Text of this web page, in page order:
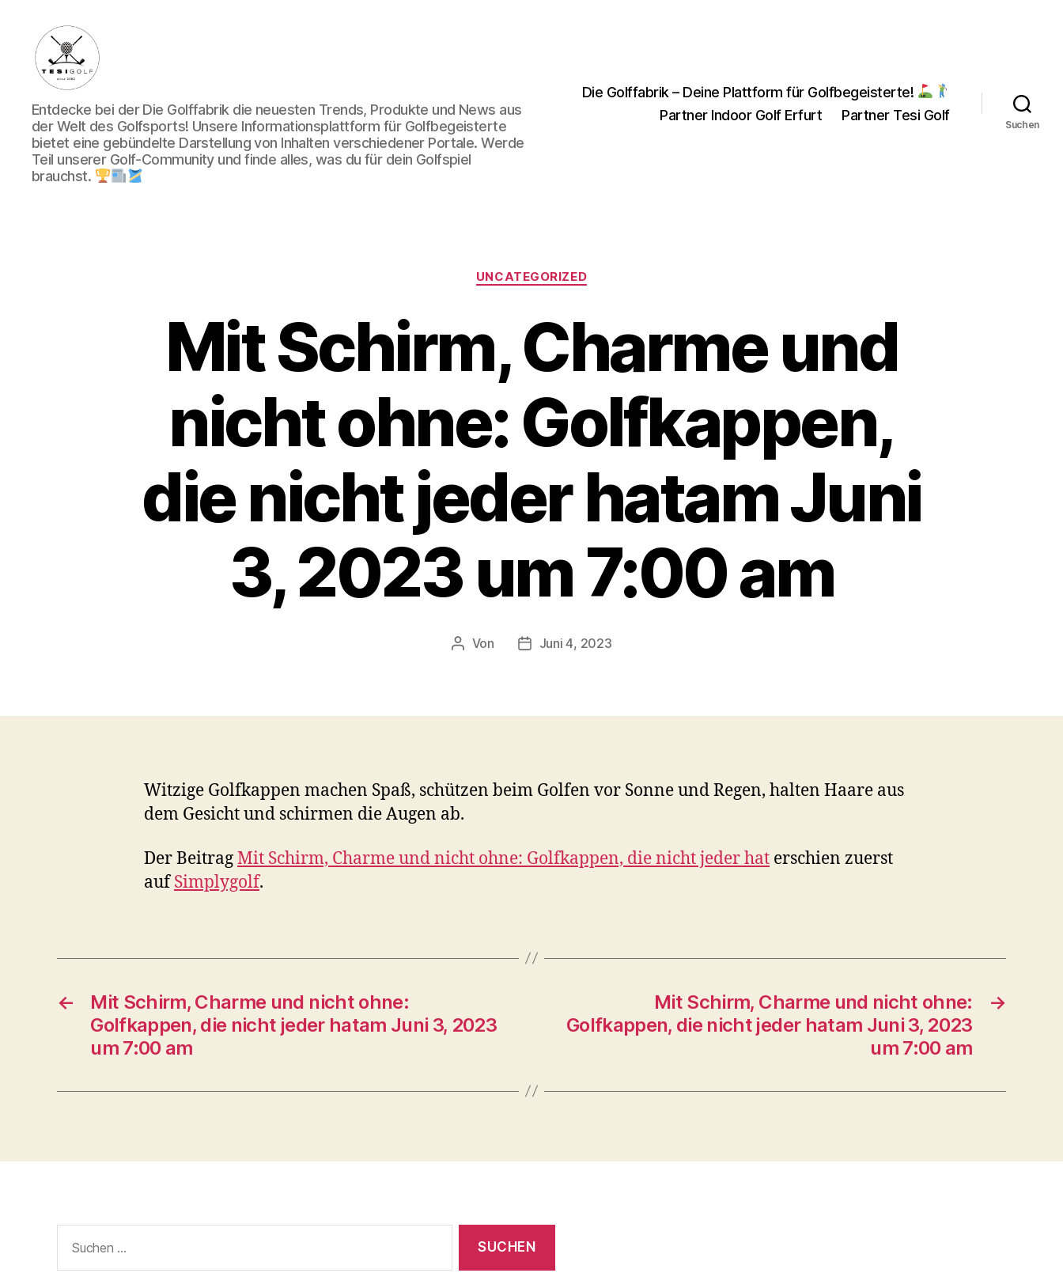
Die
Golffabrik
-
Deine
Plattform
Entdecke bei der Die Golffabrik die neuesten Trends, Produkte und News aus
der Welt des Golfsports! Unsere Informationsplattform für Golfbegeisterte
bietet eine gebündelte Darstellung von Inhalten verschiedener Portale. Werde
Teil unserer Golf-Community und finde alles, was du für dein Golfspiel
brauchst.
Die Golffabrik – Deine Plattform für Golfbegeisterte!
Partner Indoor Golf Erfurt
Partner Tesi Golf
Suchen
Kategorien
UNCATEGORIZED
Mit Schirm, Charme und
nicht ohne: Golfkappen,
die nicht jeder hatam Juni
3, 2023 um 7:00 am
Beitragsautor
Von Veröffentlichungsdatum
Juni 4, 2023
Witzige Golfkappen machen Spaß, schützen beim Golfen vor Sonne und Regen, halten Haare aus
dem Gesicht und schirmen die Augen ab.
Der BeitragMit Schirm, Charme und nicht ohne: Golfkappen, die nicht jeder hat erschien zuerst
aufSimplygolf.
←
Mit Schirm, Charme und nicht ohne:
Golfkappen, die nicht jeder hatam Juni 3, 2023
um 7:00 am
→
Mit Schirm, Charme und nicht ohne:
Golfkappen, die nicht jeder hatam Juni 3, 2023
um 7:00 am
nach: